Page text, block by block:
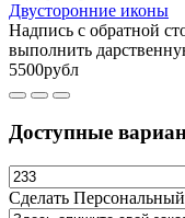
Двусторонние иконы
Надпись с обратной
выполнить
5500рубл
Доступные
Сделать Персональный